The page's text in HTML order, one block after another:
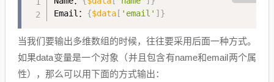
Email： {$data [ 'email' ] }
当我们要输出多维数组的时候，往往要采用后面一种方式。
如果data变量是一个对象（并且包含有name和email两个属
性），那么可以用下面的方式输出：